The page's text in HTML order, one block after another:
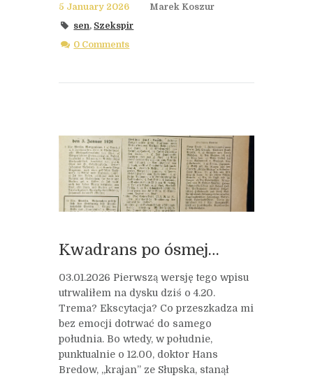
5 January 2026
Marek Koszur
sen, Szekspir
0 Comments
Kwadrans po ósmej…
03.01.2026 Pierwszą wersję tego wpisu
utrwaliłem na dysku dziś o 4.20.
Trema? Ekscytacja? Co przeszkadza mi
bez emocji dotrwać do samego
południa. Bo wtedy, w południe,
punktualnie o 12.00, doktor Hans
Bredow, „krajan” ze Słupska, stanął